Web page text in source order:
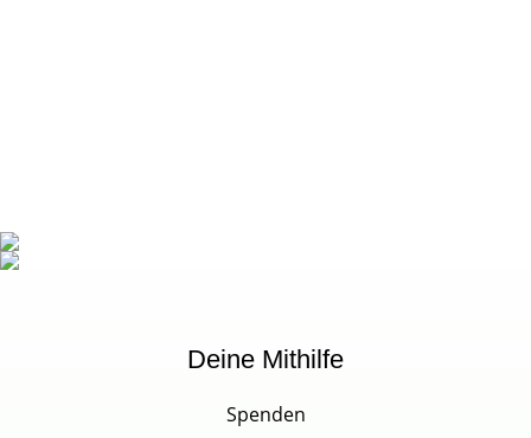
Deine Mithilfe
Spenden